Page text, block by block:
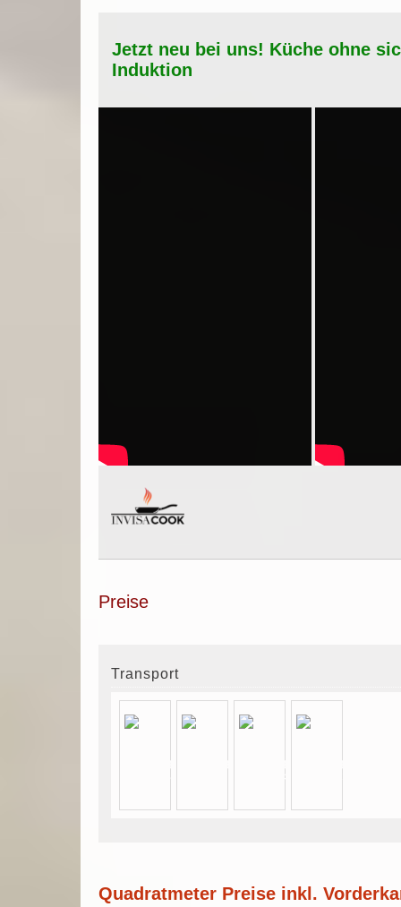
Jetzt neu bei uns! Küche ohne
Induktion
Preise
Transport
Quadratmeter Preise inkl.